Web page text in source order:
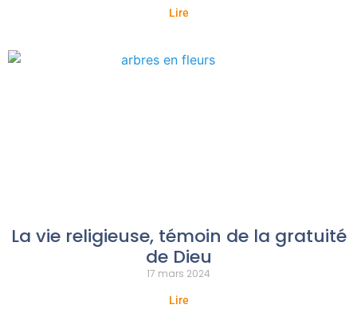
Lire
La vie religieuse, témoin de la gratuité
de Dieu
17 mars 2024
Lire